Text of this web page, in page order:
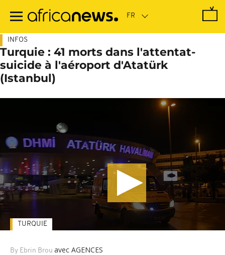
contenu
INFOS
Turquie : 41 morts dans l'attentat-
suicide à l'aéroport d'Atatürk
(Istanbul)
By Ebrin Brou avec AGENCES
TURQUIE